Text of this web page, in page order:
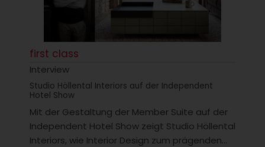
first class
Interview
Studio Höllental Interiors auf der Independent
Hotel Show
Mit der Gestaltung der Member Suite auf der
Independent Hotel Show zeigt Studio Höllental
Interiors, wie Interior Design zum prägenden...